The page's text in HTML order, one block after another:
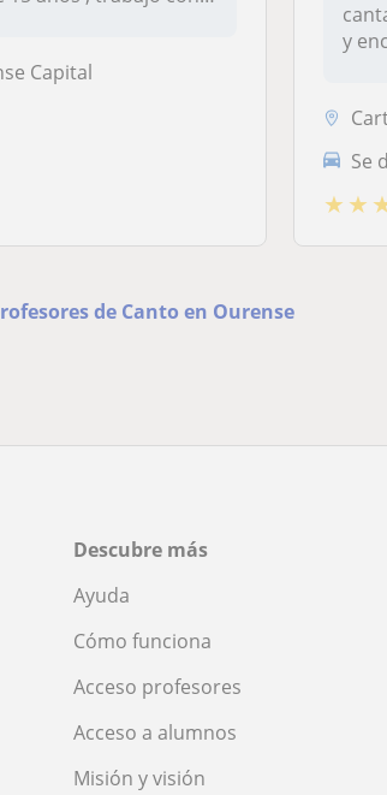
Capital
y
Se
★ ★
de Canto en Ourense
Descubre más
Ayuda
Cómo funciona
Acceso profesores
Acceso a alumnos
Misión y visión